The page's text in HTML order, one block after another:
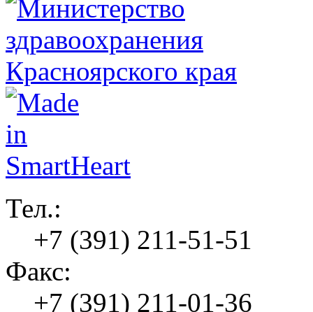
Тел.:
+7 (391) 211-51-51
Факс:
+7 (391) 211-01-36